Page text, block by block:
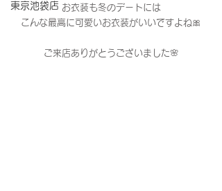
東京池袋店 お衣装も冬のデートには
こんな最高に可愛いお衣装がいいですよね🎀
ご来店ありがとうございました🌸